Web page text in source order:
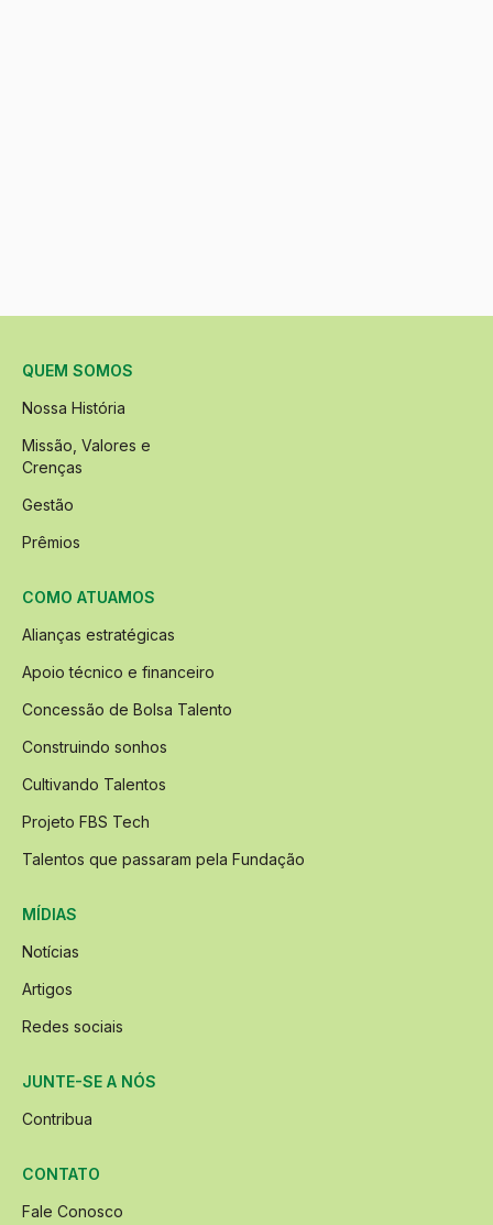
QUEM SOMOS
Nossa História
Missão, Valores e
Crenças
Gestão
Prêmios
COMO ATUAMOS
Alianças estratégicas
Apoio técnico e financeiro
Concessão de Bolsa Talento
Construindo sonhos
Cultivando Talentos
Projeto FBS Tech
Talentos que passaram pela Fundação
MÍDIAS
Notícias
Artigos
Redes sociais
JUNTE-SE A NÓS
Contribua
CONTATO
Fale Conosco